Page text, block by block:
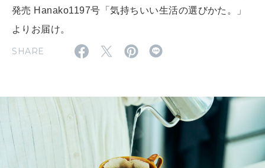
2026年9月号「北海道 おいしく遊ぶ、夏のご褒美旅。」
2026年8月号『お茶の時間です。』
2026年6月号「大銀座 トレンドが生まれる 新しい一流店へ。」
2026年5月号「“大好き”に出会いに。韓国」
FOLLOW US!
発売 Hanako1197号「気持ちいい生活の選びかた。」
よりお届け。
SHARE